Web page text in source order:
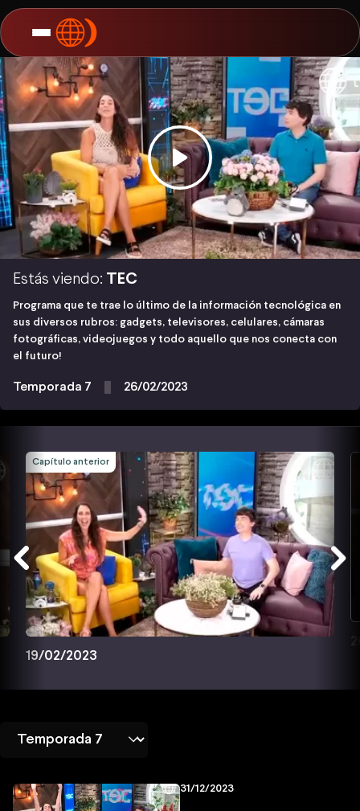
Estás viendo: TEC
Programa que te trae lo último de la información tecnológica en
sus diversos rubros: gadgets, televisores, celulares, cámaras
fotográficas, videojuegos y todo aquello que nos conecta con
el futuro!
Temporada 7 26/02/2023
Capítulo anterior
19/02/2023
31/12/2023